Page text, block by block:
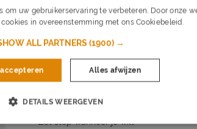
Opslaan als favoriet Vacature
Dagelijks nieuwe vacatures in je
Mis nooit een vacature
Zet stop wanneer je wilt
om uw gebruikerservaring te verbeteren. Door onze
in overeenstemming met ons Cookiebeleid.
ALL PARTNERS (1900) →
Alles afwijzen
DETAILS WEERGEVEN